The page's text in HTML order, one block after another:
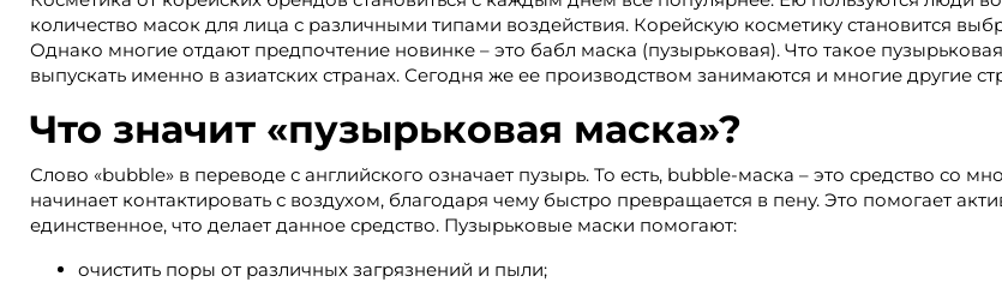
количество масок для лица с различными типами воздействия. Корейскую косметику становится
Однако многие отдают предпочтение новинке – это бабл маска (пузырьковая). Что такое
выпускать именно в азиатских странах. Сегодня же ее производством занимаются и многие другие
Что значит «пузырьковая маска»?
Слово «bubble» в переводе с английского означает пузырь. То есть, bubble-маска – это средство со
начинает контактировать с воздухом, благодаря чему быстро превращается в пену. Это помогает
единственное, что делает данное средство. Пузырьковые маски помогают:
очистить поры от различных загрязнений и пыли;